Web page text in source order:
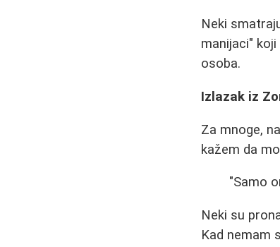
Neki
manijaci"
osoba.
Izlazak iz
Za mnoge,
kažem da
"Samo
Neki su
Kad nemam